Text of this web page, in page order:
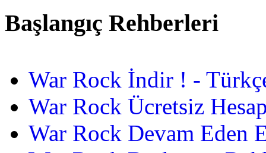
Başlangıç Rehberleri
War Rock İndir ! -
War Rock Ücretsiz
War Rock Devam Eden